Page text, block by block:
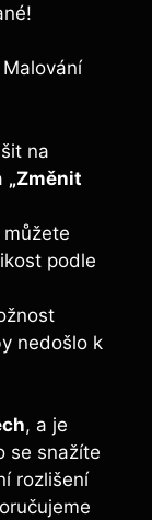
na
„Změnit
podle
nedošlo k
, a je
se snažíte
rozlišení